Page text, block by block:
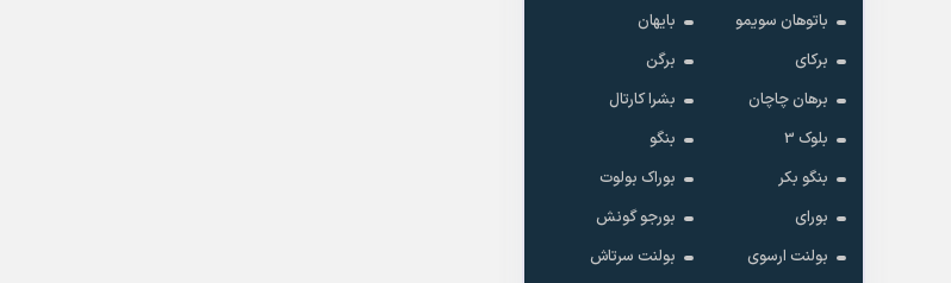
باتوهان سویمو
بایهان
برکای
برگن
برهان چاچان
بشرا کارتال
بلوک 3
بنگو
بنگو بکر
بوراک بولوت
بورای
بورجو گونش
بولنت ارسوی
بولنت سرتاش